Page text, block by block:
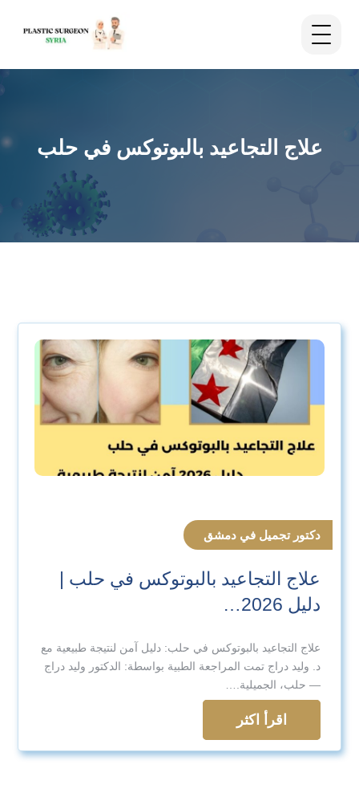
علاج التجاعيد بالبوتوكس في حلب
دكتور تجميل في دمشق
علاج التجاعيد بالبوتوكس في حلب |
دليل 2026…
علاج التجاعيد بالبوتوكس في حلب: دليل آمن لنتيجة طبيعية مع
د. وليد دراج تمت المراجعة الطبية بواسطة: الدكتور وليد دراج
— حلب، الجميلية.…
اقرأ اكثر